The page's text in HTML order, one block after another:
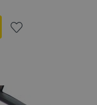
Lista